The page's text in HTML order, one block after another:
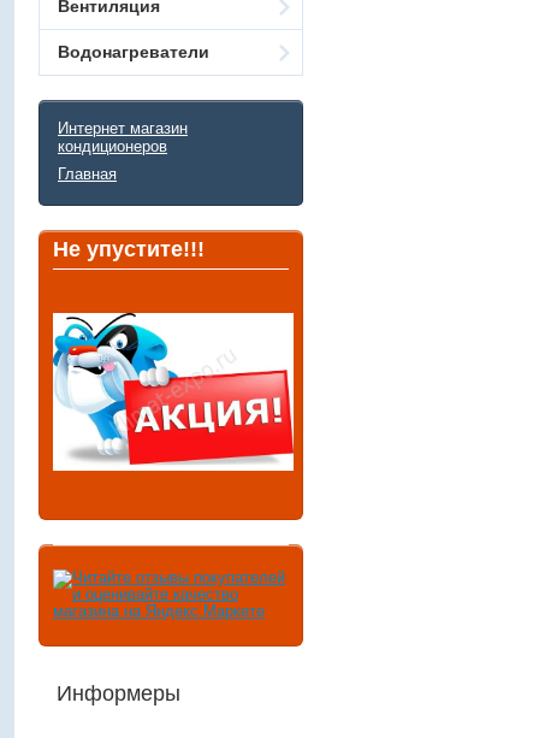
Вентиляция
Водонагреватели
Интернет магазин
кондиционеров
Главная
Не упустите!!!
Информеры